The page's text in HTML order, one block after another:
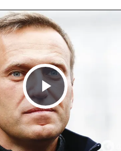
Play Video